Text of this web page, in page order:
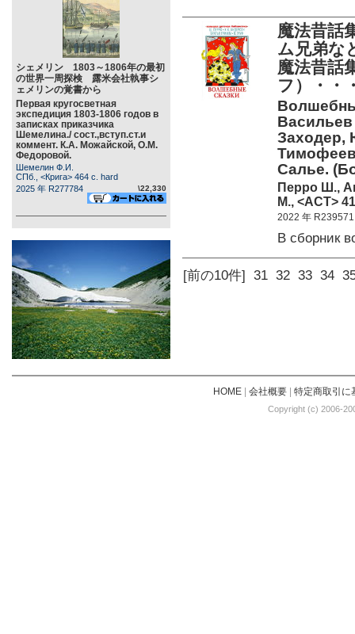
シェメリン 1803～1806年の最初
の世界一周探検 露米会社執事シ
ェメリンの覚書から
Первая кругосветная
экспедиция 1803-1806 годов в
записках приказчика
Шемелина./ сост.,вступ.ст.и
коммент. К.А. Можайской, О.М.
Федоровой.
Шемелин Ф.И.
СПб., <Крига> 464 c. hard
2025 年 R277784
\22,330
魔法昔話
ム兄弟な
魔法昔話
フ）・・
Заходер,
Салье.
Перро Ш.,
М., <АСТ>
2022 年 R239571
В сборник
[前の10件] 31 32 33 34
HOME| 会社概要| 特定商取引に
Copyright (c) 2006-